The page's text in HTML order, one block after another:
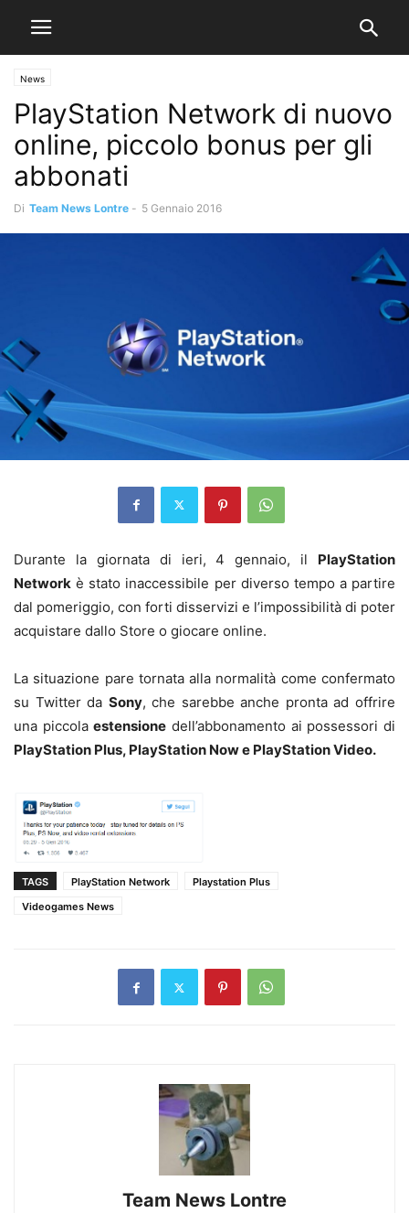
News
PlayStation Network di nuovo
online, piccolo bonus per gli
abbonati
Di Team News Lontre - 5 Gennaio 2016
Durante la giornata di ieri, 4 gennaio, il PlayStation
Network è stato inaccessibile per diverso tempo a partire
dal pomeriggio, con forti disservizi e l’impossibilità di poter
acquistare dallo Store o giocare online.
La situazione pare tornata alla normalità come confermato
su Twitter da Sony, che sarebbe anche pronta ad offrire
una piccolaestensione dell’abbonamento ai possessori di
PlayStation Plus, PlayStation Now e PlayStation Video.
TAGS PlayStation Network
Playstation Plus
Videogames News
Team News Lontre